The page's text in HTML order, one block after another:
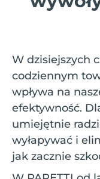
W dzisiejszych
codziennym
wpływa na
efektywność.
umiejętnie
wyłapywać i
jak zacznie